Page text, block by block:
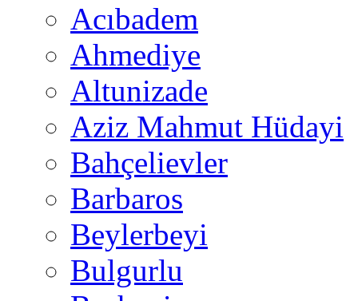
Acıbadem
Ahmediye
Altunizade
Aziz Mahmut Hüdayi
Bahçelievler
Barbaros
Beylerbeyi
Bulgurlu